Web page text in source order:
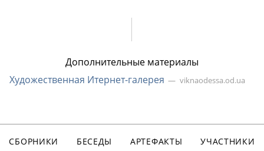
Дополнительные материалы
Художественная Итернет-галерея viknaodessa.od.ua
СБОРНИКИ БЕСЕДЫ АРТЕФАКТЫ
УЧАСТНИКИ